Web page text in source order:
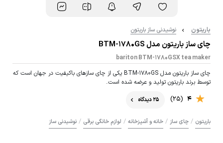
باریتون نوشیدنی ساز باریتون
چای ساز باریتون مدل BTM-1780GS
bariton BTM-1780GSX tea maker
چای ساز باریتون مدل BTM-1780GS یکی از چای سازهای باکیفیت در جهان است که
توسط برند باریتون تولید و عرضه شده است.
4
(25) 25 دیدگاه
باریتون / چای ساز / خانه و آشپزخانه / لوازم خانگی برقی / نوشیدنی ساز